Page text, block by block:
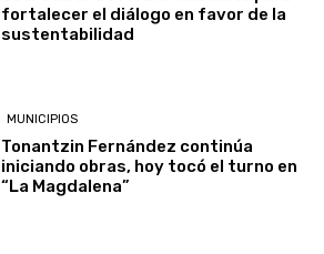
fortalecer el diálogo en favor de la
sustentabilidad
MUNICIPIOS
Tonantzin Fernández continúa
iniciando obras, hoy tocó el turno en
“La Magdalena”